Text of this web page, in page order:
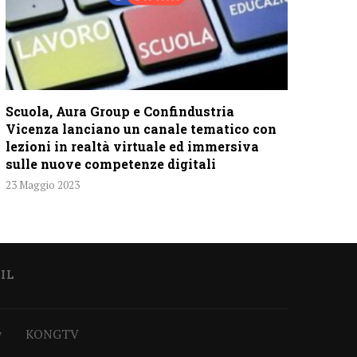
Scuola, Aura Group e Confindustria
Vicenza lanciano un canale tematico con
lezioni in realtà virtuale ed immersiva
sulle nuove competenze digitali
23 Maggio 2023
KONGTV